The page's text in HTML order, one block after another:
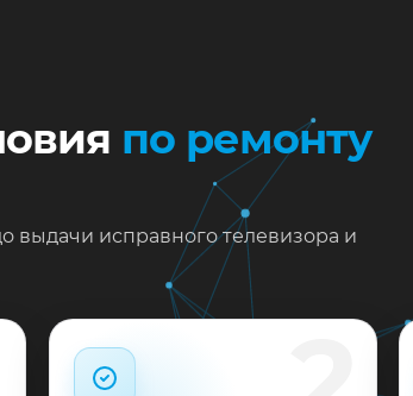
по ремонту
выдачи исправного телевизора и